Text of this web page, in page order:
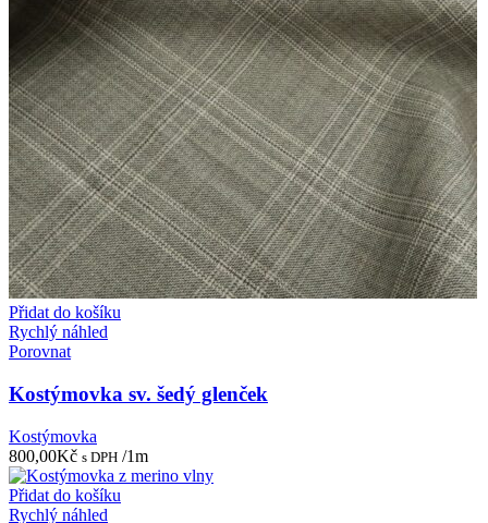
Přidat do košíku
Rychlý náhled
Porovnat
Kostýmovka sv. šedý glenček
Kostýmovka
800,00Kč s DPH /1m
Přidat do košíku
Rychlý náhled